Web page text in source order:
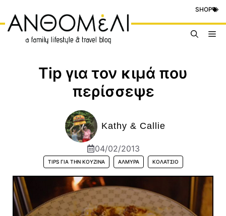
περιεχόμενο
SHOP
Tip για τον κιμά που
περίσσεψε
Kathy & Callie
04/02/2013
TIPS ΓΙΑ ΤΗΝ ΚΟΥΖΊΝΑ ΑΛΜΥΡΆ ΚΟΛΑΤΣΙΌ